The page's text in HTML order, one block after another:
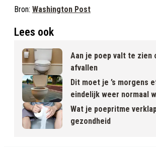
Bron: Washington Post
Lees ook
Aan je poep valt te zien
afvallen
Dit moet je ’s morgens
eindelijk weer normaal
Wat je poepritme
gezondheid